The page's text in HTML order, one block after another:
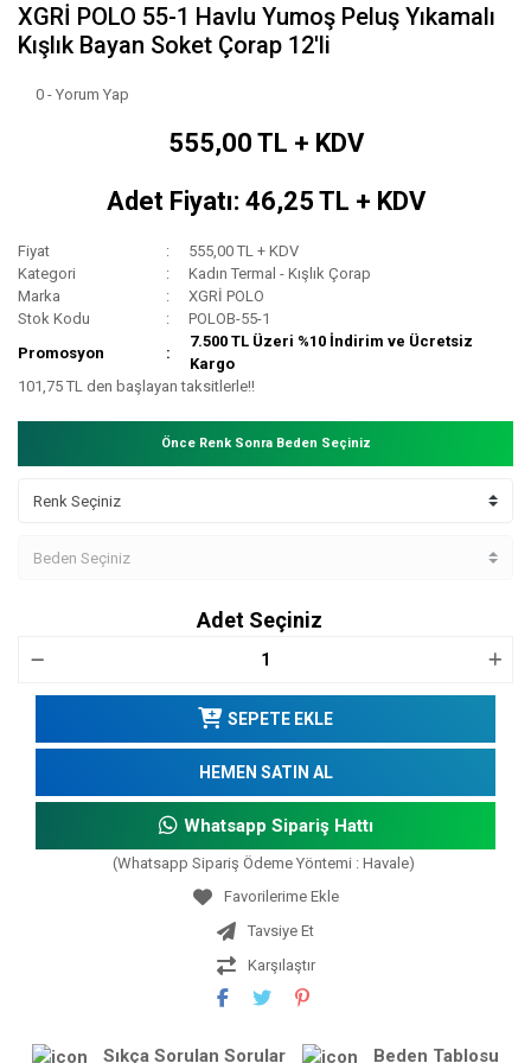
XGRİ POLO 55-1 Havlu Yumoş Peluş Yıkamalı
Kışlık Bayan Soket Çorap 12'li
0 - Yorum Yap
555,00 TL + KDV
Adet Fiyatı: 46,25 TL + KDV
Fiyat
555,00 TL + KDV
Kategori
Kadın Termal - Kışlık Çorap
Marka
XGRİ POLO
Stok Kodu
POLOB-55-1
Promosyon
7.500 TL Üzeri %10 İndirim ve Ücretsiz
Kargo
101,75 TL den başlayan taksitlerle!!
Önce Renk Sonra Beden Seçiniz
Adet Seçiniz
SEPETE EKLE
HEMEN SATIN AL
Whatsapp Sipariş Hattı
(Whatsapp Sipariş Ödeme Yöntemi : Havale)
Tavsiye Et
Karşılaştır
Sıkça Sorulan Sorular Beden Tablosu